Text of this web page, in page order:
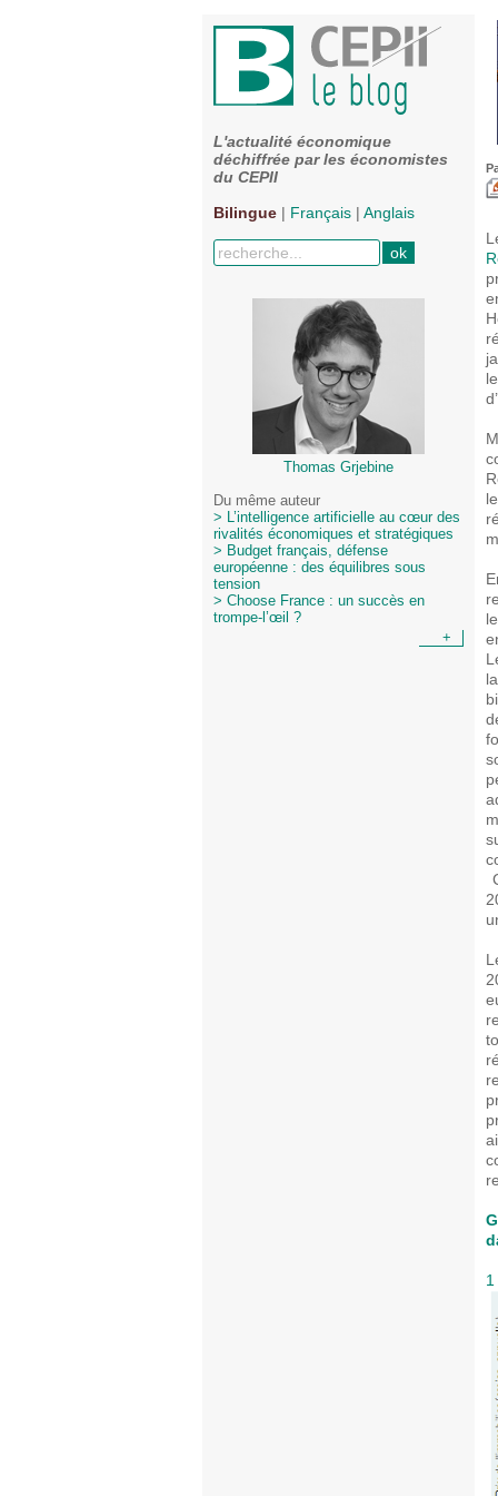
L'actualité économique
déchiffrée par les économistes
du CEPII
Bilingue | Français | Anglais
Thomas Grjebine
Du même auteur
> L’intelligence artificielle au cœur des
rivalités économiques et stratégiques
> Budget français, défense
européenne : des équilibres sous
tension
> Choose France : un succès en
trompe-l’œil ?
+